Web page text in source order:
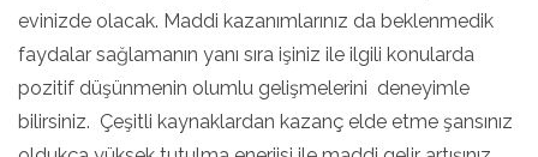
evinizde olacak. Maddi kazanımlarınız da beklenmedik
faydalar sağlamanın yanı sıra işiniz ile ilgili konularda
pozitif düşünmenin olumlu gelişmelerini deneyimle
bilirsiniz. Çeşitli kaynaklardan kazanç elde etme şansınız